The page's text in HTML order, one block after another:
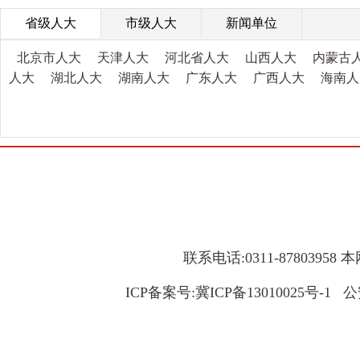
省级人大 市级人大 新闻单位
北京市人大 天津人大 河北省人大 山西人大
内蒙古
人大
湖北人大 湖南人大 广东人大 广西人大 海南
联系电话:0311-87803958
ICP备案号:冀ICP备13010025号-1 公